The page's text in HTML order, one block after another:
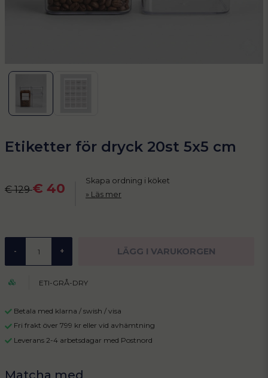
Etiketter för dryck 20st 5x5 cm
€ 129€ 40
Skapa ordning i köket
Läs mer
- + LÄGG I VARUKORGEN
ETI-GRÅ-DRY
Betala med klarna / swish / visa
Fri frakt över 799 kr eller vid avhämtning
Leverans 2-4 arbetsdagar med Postnord